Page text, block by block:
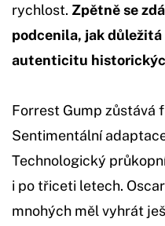
rychlost. Zpětně se
podcenila, jak
autenticitu
Forrest Gump zůstává
Sentimentální
Technologický
i po třiceti letech.
mnohých měl vyhrát